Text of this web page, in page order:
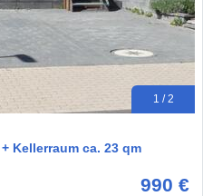
1 / 2
Kellerraum ca. 23 qm
990 €